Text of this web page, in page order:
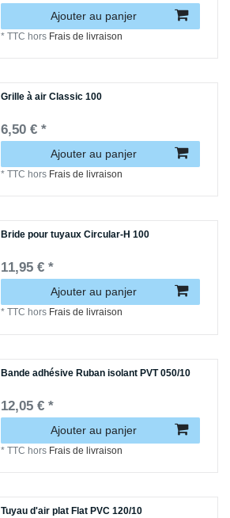
Ajouter au panjer
*TTC hors Frais de livraison
Grille à air Classic 100
6,50 € *
Ajouter au panjer
*TTC hors Frais de livraison
Bride pour tuyaux Circular-H 100
11,95 € *
Ajouter au panjer
*TTC hors Frais de livraison
Bande adhésive Ruban isolant PVT 050/10
12,05 € *
Ajouter au panjer
*TTC hors Frais de livraison
Tuyau d'air plat Flat PVC 120/10